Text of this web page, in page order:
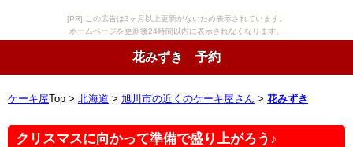
[PR] この広告は3ヶ月以上更新がないため表示されています。
ホームページを更新後24時間以内に表示されなくなります。
花みずき 予約
ケーキ屋 Top > 北海道 > 旭川市の近くのケーキ屋さん > 花みずき
クリスマスに向かって準備で盛り上がろう♪